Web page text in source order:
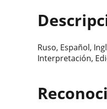
Ruso, Español,
Interpretación,